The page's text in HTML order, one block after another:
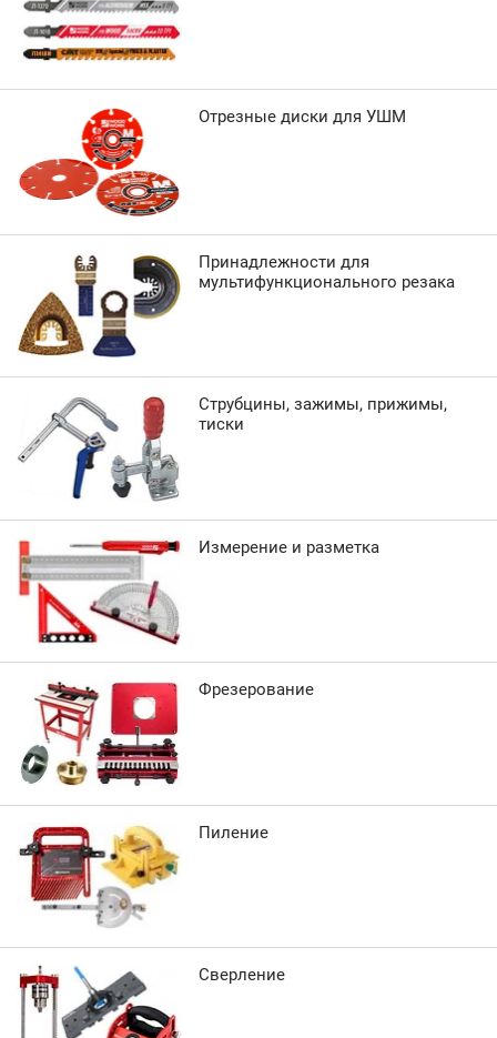
Отрезные диски для УШМ
Принадлежности для
мультифункционального резака
Струбцины, зажимы, прижимы,
тиски
Измерение и разметка
Фрезерование
Пиление
Сверление